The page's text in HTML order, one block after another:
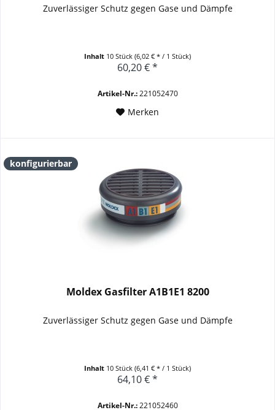
Zuverlässiger Schutz gegen Gase und Dämpfe
Inhalt 10 Stück(6,02 € * / 1 Stück)
60,20 € *
Artikel-Nr.:221052470
Merken
konfigurierbar
Moldex Gasfilter A1B1E1 8200
Zuverlässiger Schutz gegen Gase und Dämpfe
Inhalt 10 Stück(6,41 € * / 1 Stück)
64,10 € *
Artikel-Nr.:221052460